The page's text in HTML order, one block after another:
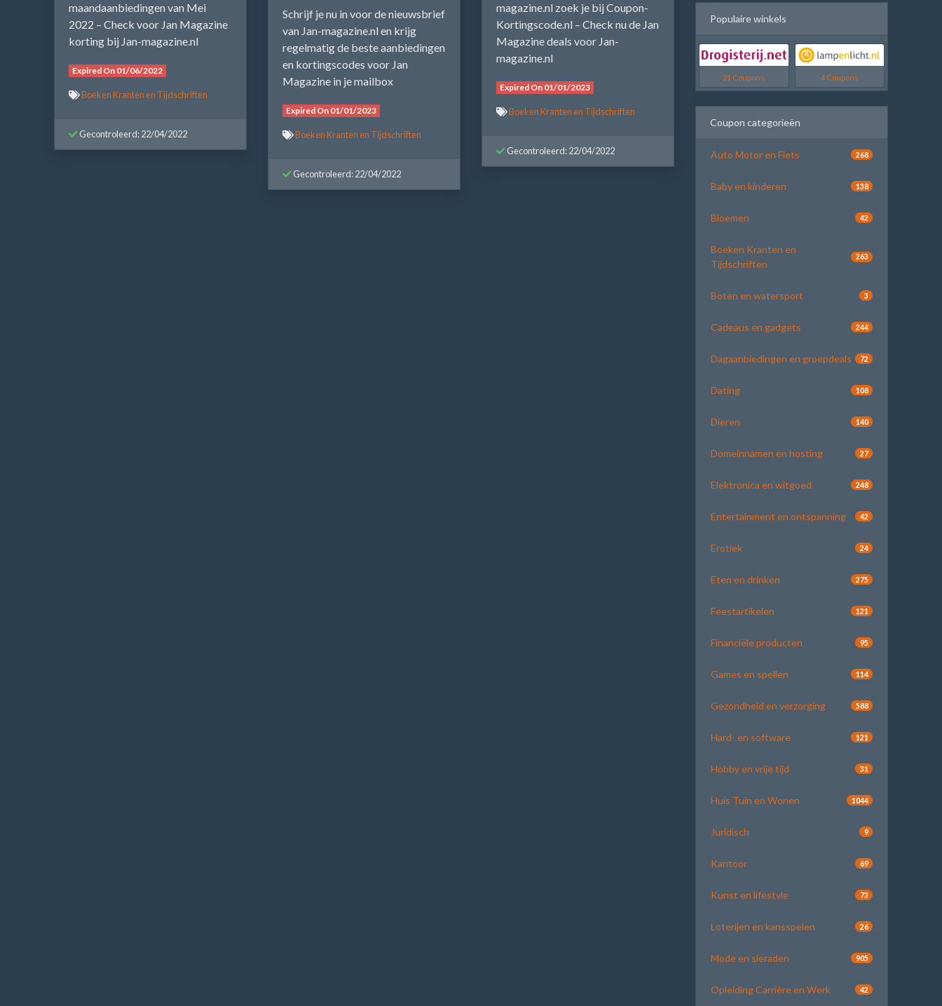
maandaanbiedingen van Mei
2022 – Check voor Jan Magazine
korting bij Jan-magazine.nl
Expired On 01/06/2022
Boeken Kranten en Tijdschriften
Gecontroleerd: 22/04/2022
Schrijf je nu in voor de nieuwsbrief
van Jan-magazine.nl en krijg
regelmatig de beste aanbiedingen
en kortingscodes voor Jan
Magazine in je mailbox
Expired On 01/01/2023
Boeken Kranten en Tijdschriften
Gecontroleerd: 22/04/2022
magazine.nl zoek je bij Coupon-
Kortingscode.nl – Check nu de Jan
Magazine deals voor Jan-
magazine.nl
Expired On 01/01/2023
Boeken Kranten en Tijdschriften
Gecontroleerd: 22/04/2022
Populaire winkels
21 Coupons 4 Coupons
Coupon categorieën
Auto Motor en Fiets 268
Baby en kinderen 138
Bloemen 42
Boeken Kranten en
Tijdschriften
263
Boten en watersport 3
Cadeaus en gadgets 244
Dagaanbiedingen en groepdeals 72
Dating 108
Dieren 140
Domeinnamen en hosting 27
Elektronica en witgoed 248
Entertainment en ontspanning 42
Erotiek 24
Eten en drinken 275
Feestartikelen 121
Financiële producten 95
Games en spellen 114
Gezondheid en verzorging 588
Hard- en software 121
Hobby en vrije tijd 31
Huis Tuin en Wonen 1044
Juridisch 9
Kantoor 69
Kunst en lifestyle 73
Loterijen en kansspelen 26
Mode en sieraden 905
Opleiding Carrière en Werk 42